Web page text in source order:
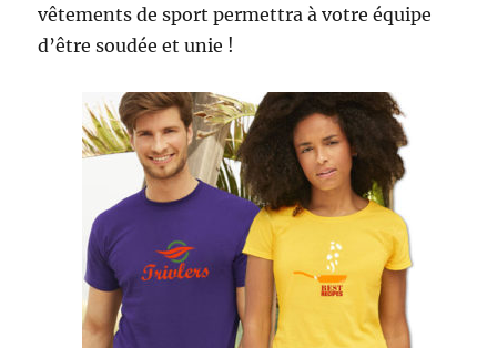
vêtements de sport permettra à votre équipe
d’être soudée et unie !